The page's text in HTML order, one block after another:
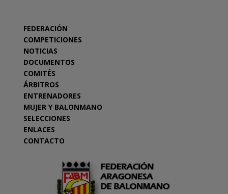
FEDERACIÓN
COMPETICIONES
NOTICIAS
DOCUMENTOS
COMITÉS
ÁRBITROS
ENTRENADORES
MUJER Y BALONMANO
SELECCIONES
ENLACES
CONTACTO